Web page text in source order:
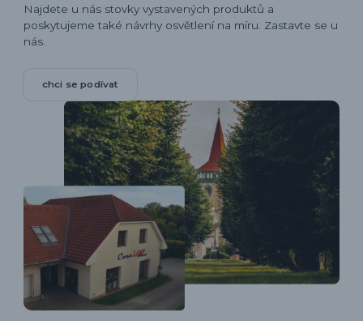
Najdete u nás stovky vystavených produktů a
poskytujeme také návrhy osvětlení na míru. Zastavte se u
nás.
chci se podívat